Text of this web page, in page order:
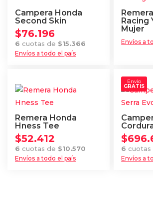
variantes.
Las
opciones
se
en
página
de
producto
Campera Honda
Second Skin
Envíos a todo el país
$76.196
6 cuotas de $15.366
tiene
múltiples
variantes.
Las
opciones
se
pueden
Racing
Mujer
Envíos a
Remera Honda
Hness Tee
Envíos a todo el país
$52.412
6 cuotas de $10.570
Envío
GRATIS
Envíos a
$
6 cuotas